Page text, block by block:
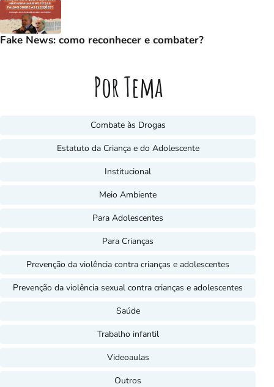
Fake News: como reconhecer e combater?
Por Tema
Combate às Drogas
Estatuto da Criança e do Adolescente
Institucional
Meio Ambiente
Para Adolescentes
Para Crianças
Prevenção da violência contra crianças e adolescentes
Prevenção da violência sexual contra crianças e adolescentes
Saúde
Trabalho infantil
Videoaulas
Outros